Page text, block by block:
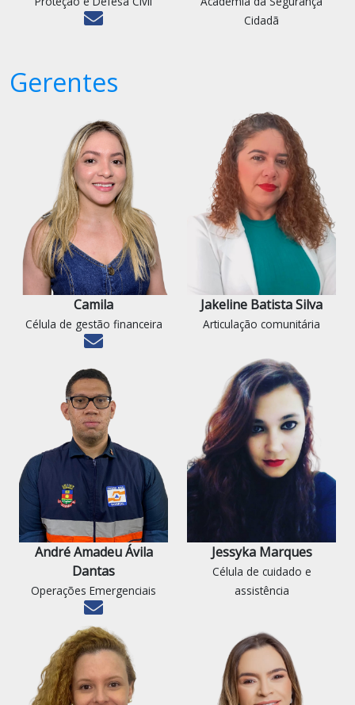
Cidadã
Gerentes
Camila
Célula de gestão financeira
Jakeline Batista Silva
Articulação comunitária
André Amadeu Ávila
Dantas
Operações Emergenciais
Jessyka Marques
Célula de cuidado e
assistência